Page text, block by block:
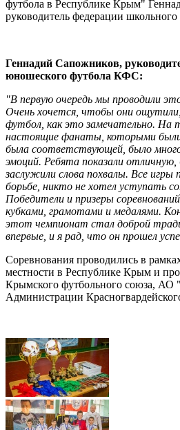
футбола в Республике Крым"
руководитель федерации
Геннадий Сапожников,
юношеского футбола КФС:
"В первую очередь мы проводили
Очень хочется, чтобы они
футбол, как это замечательно. На
настоящие фанаты, которыми
была соответствующей, было
эмоций. Ребята показали отличную,
заслужили слова похвалы. Все игры
борьбе, никто не хотел уступать
Победители и призеры
кубками, грамотами и медалями.
этот чемпионат стал доброй
впервые, и я рад, что он прошел
Соревнования проводились в
местности в Республике Крым и
Крымского футбольного союза, АО
Администрации